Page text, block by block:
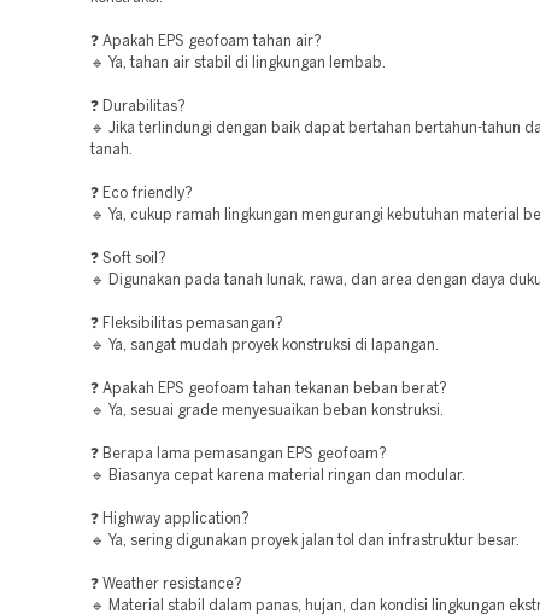
❓ Apakah EPS geofoam tahan air?
🔹 Ya, tahan air stabil di lingkungan lembab.
❓ Durabilitas?
🔹 Jika terlindungi dengan baik dapat bertahan bertahun-tahun
tanah.
❓ Eco friendly?
🔹 Ya, cukup ramah lingkungan mengurangi kebutuhan material
❓ Soft soil?
🔹 Digunakan pada tanah lunak, rawa, dan area dengan daya
❓ Fleksibilitas pemasangan?
🔹 Ya, sangat mudah proyek konstruksi di lapangan.
❓ Apakah EPS geofoam tahan tekanan beban berat?
🔹 Ya, sesuai grade menyesuaikan beban konstruksi.
❓ Berapa lama pemasangan EPS geofoam?
🔹 Biasanya cepat karena material ringan dan modular.
❓ Highway application?
🔹 Ya, sering digunakan proyek jalan tol dan infrastruktur besar.
❓ Weather resistance?
🔹 Material stabil dalam panas, hujan, dan kondisi lingkungan